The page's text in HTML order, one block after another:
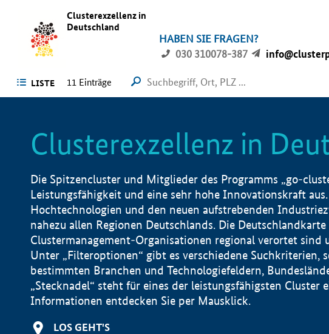
Clusterexzellenz in
Deutschland
HABEN SIE FRAGEN?
030 310078-387
LISTE 11 Einträge
Clusterexzellenz in
Die Spitzencluster und Mitglieder des Programms „go-
Leistungsfähigkeit und eine sehr hohe Innovationskraft
Hochtechnologien und den neuen aufstrebenden
nahezu allen Regionen Deutschlands. Die
Clustermanagement-Organisationen regional verortet sind
Unter „Filteroptionen“ gibt es verschiedene Suchkriterien,
bestimmten Branchen und Technologiefeldern,
„Stecknadel“ steht für eines der leistungsfähigsten
Informationen entdecken Sie per Mausklick.
LOS GEHT'S